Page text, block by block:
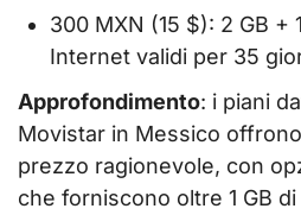
300 MXN (15 $): 2 GB +
Internet validi per 35
Approfondimento: i piani
Movistar in Messico
prezzo ragionevole, con
che forniscono oltre 1 GB